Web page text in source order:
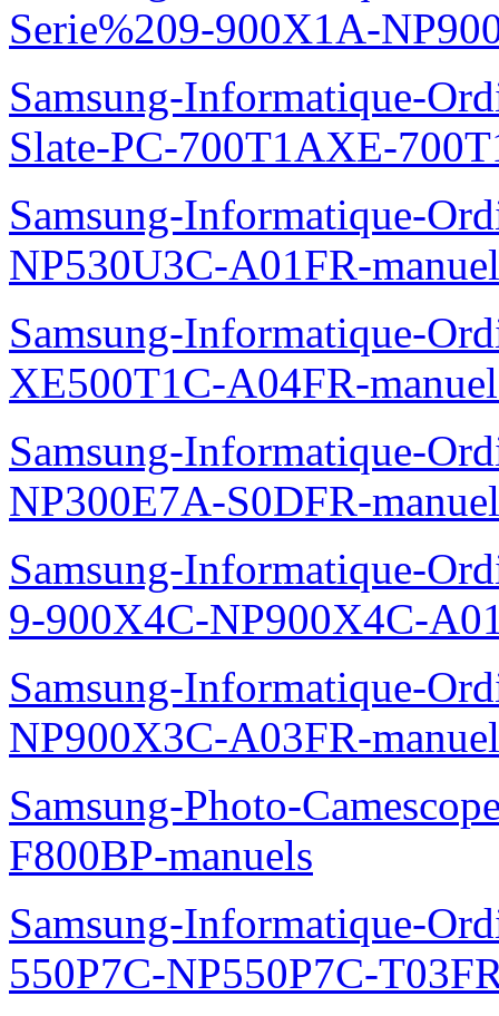
Serie%209-900X1A-
Samsung-Informatique-
Slate-PC-700T1AXE-
Samsung-Informatique-
NP530U3C-A01FR-
Samsung-Informatique-
XE500T1C-A04FR-
Samsung-Informatique-
NP300E7A-S0DFR-
Samsung-Informatique-
9-900X4C-NP900X4C-
Samsung-Informatique-
NP900X3C-A03FR-
Samsung-Photo-
F800BP-manuels
Samsung-Informatique-
550P7C-NP550P7C-